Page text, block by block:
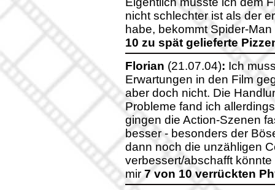
nicht schlechter ist als der
habe, bekommt Spider-
10 zu spät gelieferte
Florian (21.07.04): Ich
Erwartungen in den Film
aber doch nicht. Die
Probleme fand ich
gingen die Action-Szenen
besser - besonders der
dann noch die unzähligen
verbessert/abschafft
mir7 von 10 verrückten